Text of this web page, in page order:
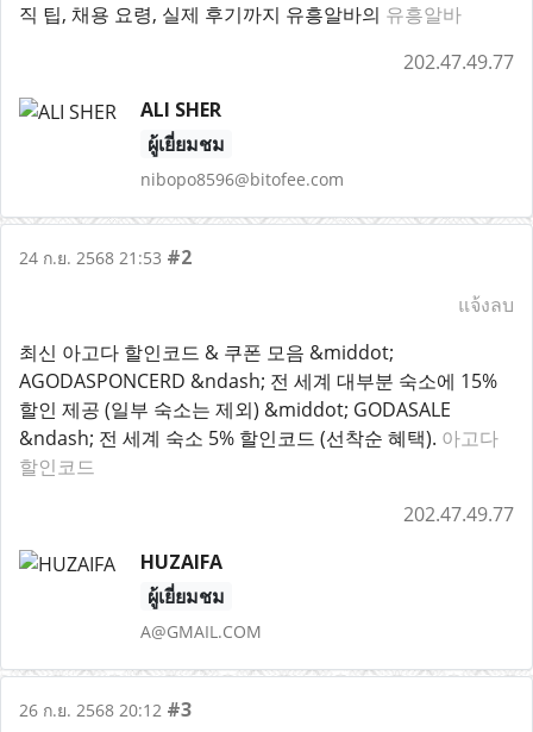
직 팁, 채용 요령, 실제 후기까지 유흥알바의 유흥알바
202.47.49.77
ALI SHER
ผู้เยี่ยมชม
nibopo8596@bitofee.com
24 ก.ย. 2568 21:53 #2
แจ้งลบ
최신 아고다 할인코드 & 쿠폰 모음 &middot;
AGODASPONCERD &ndash; 전 세계 대부분 숙소에 15%
할인 제공 (일부 숙소는 제외) &middot; GODASALE
&ndash; 전 세계 숙소 5% 할인코드 (선착순 혜택). 아고다
할인코드
202.47.49.77
HUZAIFA
ผู้เยี่ยมชม
A@GMAIL.COM
26 ก.ย. 2568 20:12 #3